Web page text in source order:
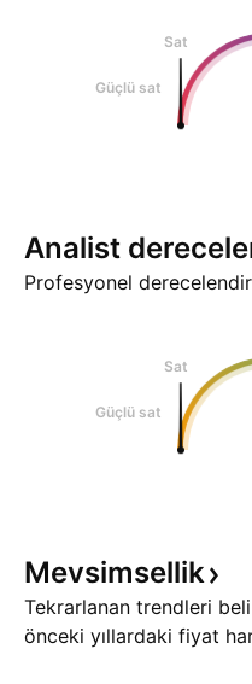
Sat
Güçlü sat
Analist
Profesyonel
Sat
Güçlü sat
Mevsimsellik
Tekrarlanan trendleri
önceki yıllardaki fiyat